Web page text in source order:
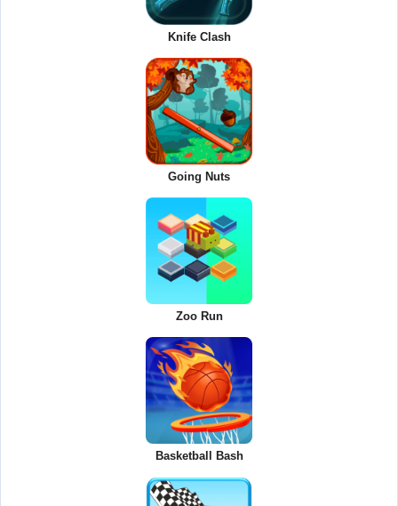
Knife Clash
Going Nuts
Zoo Run
Basketball Bash